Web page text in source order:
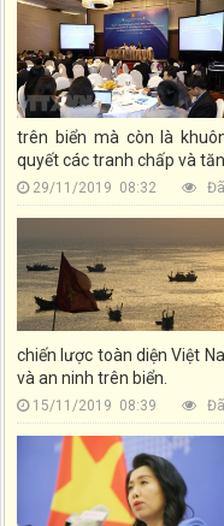
trên biển mà còn là
quyết các tranh chấp và
29/11/2019 08:32
chiến lược toàn diện Việt
và an ninh trên biển.
15/11/2019 08:39